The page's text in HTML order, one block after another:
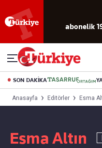
abonelik
SON DAKİKA
Anasayfa Editörler Esma
Esma Altın